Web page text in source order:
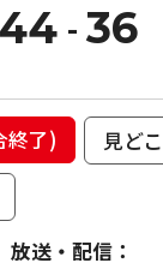
44 36
終了)
見ど
放送・配信：